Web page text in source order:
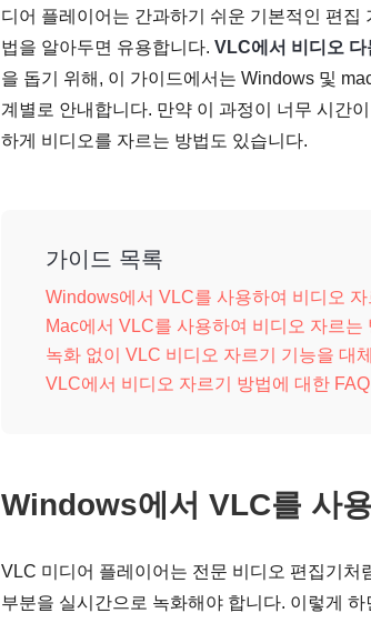
디어 플레이어는 간과하기 쉬운 기본적인 편
법을 알아두면 유용합니다. VLC에서 비디오 다
을 돕기 위해, 이 가이드에서는 Windows 및
계별로 안내합니다. 만약 이 과정이 너무 시간
하게 비디오를 자르는 방법도 있습니다.
가이드 목록
Windows에서 VLC를 사용하여 비디오 자
Mac에서 VLC를 사용하여 비디오 자르는
녹화 없이 VLC 비디오 자르기 기능을 대
VLC에서 비디오 자르기 방법에 대한 FAQ
Windows에서 VLC를 사
VLC 미디어 플레이어는 전문 비디오 편집기
부분을 실시간으로 녹화해야 합니다. 이렇게